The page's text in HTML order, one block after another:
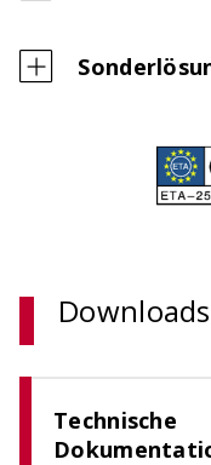
Downloads
Technische